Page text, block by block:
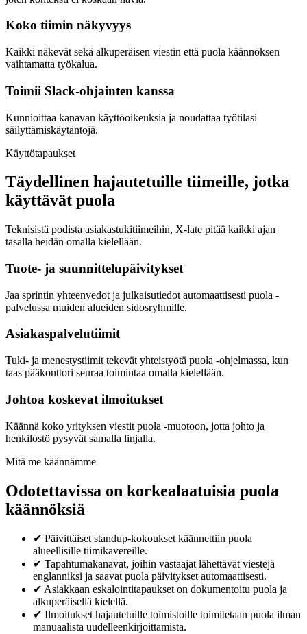
Koko tiimin näkyvyys
Kaikki näkevät sekä alkuperäisen viestin että puola käännöksen
vaihtamatta työkalua.
Toimii Slack-ohjainten kanssa
Kunnioittaa kanavan käyttöoikeuksia ja noudattaa työtilasi
säilyttämiskäytäntöjä.
Käyttötapaukset
Täydellinen hajautetuille tiimeille, jotka
käyttävät puola
Teknisistä podista asiakastukitiimeihin, X-late pitää kaikki ajan
tasalla heidän omalla kielellään.
Tuote- ja suunnittelupäivitykset
Jaa sprintin yhteenvedot ja julkaisutiedot automaattisesti puola -
palvelussa muiden alueiden sidosryhmille.
Asiakaspalvelutiimit
Tuki- ja menestystiimit tekevät yhteistyötä puola -ohjelmassa, kun
taas pääkonttori seuraa toimintaa omalla kielellään.
Johtoa koskevat ilmoitukset
Käännä koko yrityksen viestit puola -muotoon, jotta johto ja
henkilöstö pysyvät samalla linjalla.
Mitä me käännämme
Odotettavissa on korkealaatuisia puola
käännöksiä
✔ Päivittäiset standup-kokoukset käännettiin puola
alueellisille tiimikavereille.
✔ Tapahtumakanavat, joihin vastaajat lähettävät viestejä
englanniksi ja saavat puola päivitykset automaattisesti.
✔ Asiakkaan eskalointitapaukset on dokumentoitu puola ja
alkuperäisellä kielellä.
✔ Ilmoitukset hajautetuille toimistoille toimitetaan puola ilman
manuaalista uudelleenkirjoittamista.